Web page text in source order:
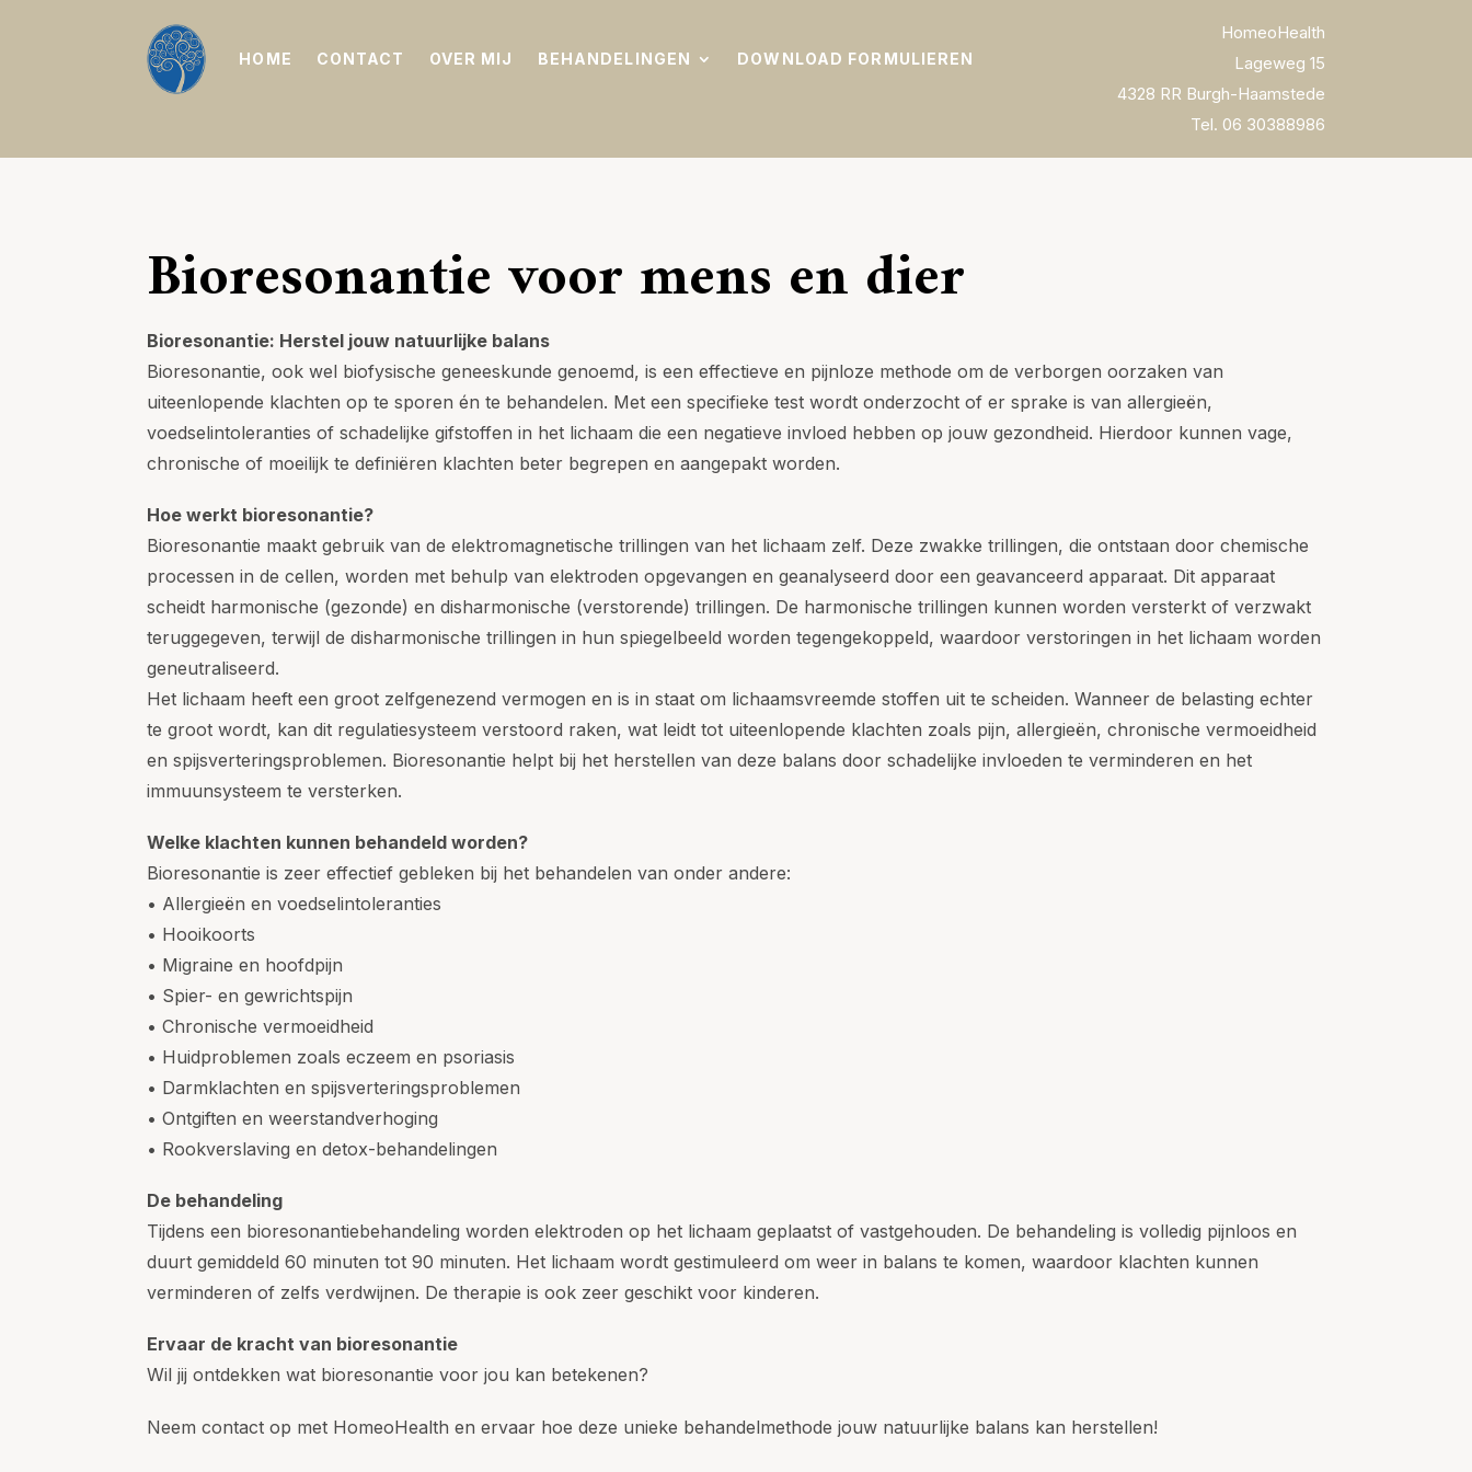
HOME CONTACT OVER MIJ BEHANDELINGEN DOWNLOAD FORMULIEREN
HomeoHealth
Lageweg 15
4328 RR Burgh-Haamstede
Tel. 06 30388986
Bioresonantie voor mens en dier
Bioresonantie: Herstel jouw natuurlijke balans
Bioresonantie, ook wel biofysische geneeskunde genoemd, is een effectieve en pijnloze methode om de verborgen oorzaken van
uiteenlopende klachten op te sporen én te behandelen. Met een specifieke test wordt onderzocht of er sprake is van allergieën,
voedselintoleranties of schadelijke gifstoffen in het lichaam die een negatieve invloed hebben op jouw gezondheid. Hierdoor kunnen vage,
chronische of moeilijk te definiëren klachten beter begrepen en aangepakt worden.
Hoe werkt bioresonantie?
Bioresonantie maakt gebruik van de elektromagnetische trillingen van het lichaam zelf. Deze zwakke trillingen, die ontstaan door chemische
processen in de cellen, worden met behulp van elektroden opgevangen en geanalyseerd door een geavanceerd apparaat. Dit apparaat
scheidt harmonische (gezonde) en disharmonische (verstorende) trillingen. De harmonische trillingen kunnen worden versterkt of verzwakt
teruggegeven, terwijl de disharmonische trillingen in hun spiegelbeeld worden tegengekoppeld, waardoor verstoringen in het lichaam worden
geneutraliseerd.
Het lichaam heeft een groot zelfgenezend vermogen en is in staat om lichaamsvreemde stoffen uit te scheiden. Wanneer de belasting echter
te groot wordt, kan dit regulatiesysteem verstoord raken, wat leidt tot uiteenlopende klachten zoals pijn, allergieën, chronische vermoeidheid
en spijsverteringsproblemen. Bioresonantie helpt bij het herstellen van deze balans door schadelijke invloeden te verminderen en het
immuunsysteem te versterken.
Welke klachten kunnen behandeld worden?
Bioresonantie is zeer effectief gebleken bij het behandelen van onder andere:
• Allergieën en voedselintoleranties
• Hooikoorts
• Migraine en hoofdpijn
• Spier- en gewrichtspijn
• Chronische vermoeidheid
• Huidproblemen zoals eczeem en psoriasis
• Darmklachten en spijsverteringsproblemen
• Ontgiften en weerstandverhoging
• Rookverslaving en detox-behandelingen
De behandeling
Tijdens een bioresonantiebehandeling worden elektroden op het lichaam geplaatst of vastgehouden. De behandeling is volledig pijnloos en
duurt gemiddeld 60 minuten tot 90 minuten. Het lichaam wordt gestimuleerd om weer in balans te komen, waardoor klachten kunnen
verminderen of zelfs verdwijnen. De therapie is ook zeer geschikt voor kinderen.
Ervaar de kracht van bioresonantie
Wil jij ontdekken wat bioresonantie voor jou kan betekenen?
Neem contact op met HomeoHealth en ervaar hoe deze unieke behandelmethode jouw natuurlijke balans kan herstellen!